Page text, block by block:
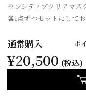
センシティブクリアマス
各1点ずつセットにしてお
通常購入 ポ
¥20,500 (税込)